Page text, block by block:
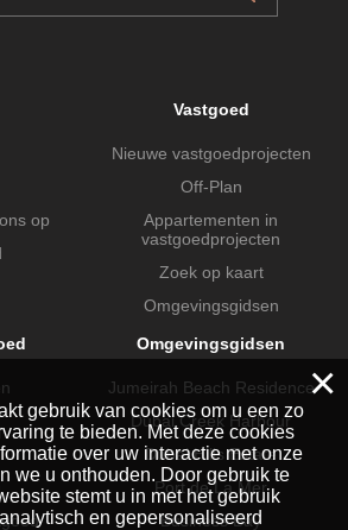
op
Vastgoed
Nieuwe vastgoedprojecten
Off-Plan
Appartementen in
vastgoedprojecten
Zoek op kaart
Omgevingsgidsen
Omgevingsgidsen
Jumeirah Beach Residence
Dubai Creek Harbour
Dubai Hills Estate
Port de La Mer
Business Bay
×
gebruik van cookies om u een zo
te bieden. Met deze cookies
over uw interactie met onze
we u onthouden. Door gebruik te
stemt u in met het gebruik
en gepersonaliseerd